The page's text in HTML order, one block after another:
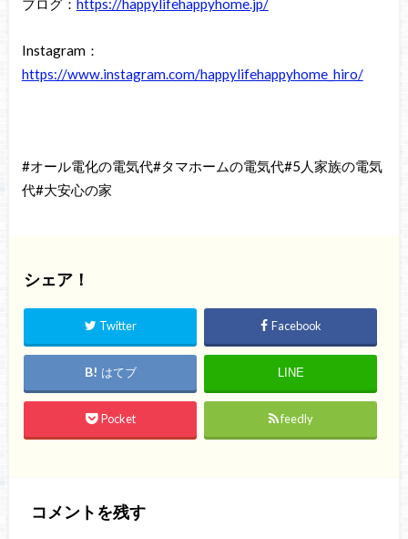
ブログ： https://happylifehappyhome.jp/
Instagram：
https://www.instagram.com/happylifehappyhome_hiro/
#オール電化の電気代#タマホームの電気代#5人家族の電気
代#大安心の家
シェア！
Twitter Facebook
はてブ LINE
Pocket feedly
コメントを残す